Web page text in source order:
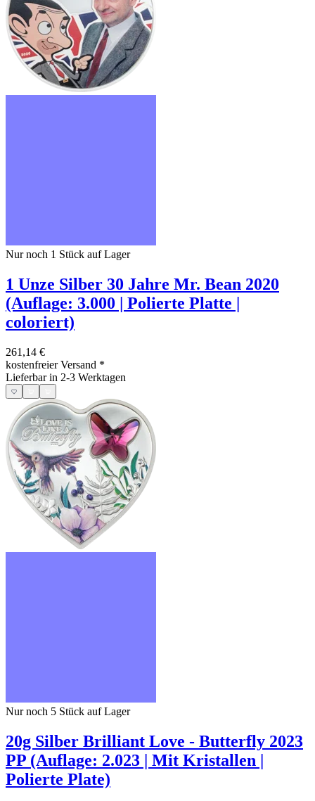
Nur noch 1 Stück auf Lager
1 Unze Silber 30 Jahre Mr. Bean 2020
(Auflage: 3.000 | Polierte Platte |
coloriert)
261,14 €
kostenfreier Versand *
Lieferbar in 2-3 Werktagen
Nur noch 5 Stück auf Lager
20g Silber Brilliant Love - Butterfly 2023
PP (Auflage: 2.023 | Mit Kristallen |
Polierte Plate)